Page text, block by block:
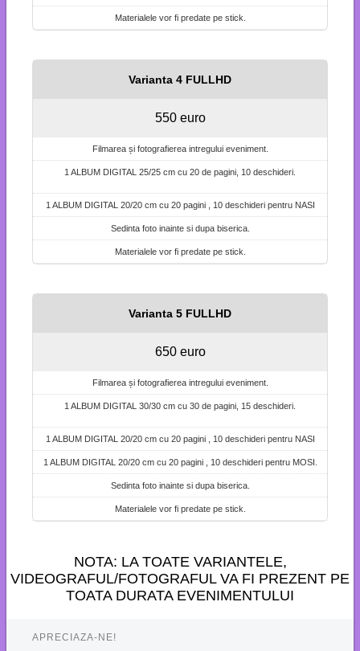
Materialele vor fi predate pe stick.
Varianta 4 FULLHD
550 euro
Filmarea și fotografierea intregului eveniment.
1 ALBUM DIGITAL 25/25 cm cu 20 de pagini, 10 deschideri.
1 ALBUM DIGITAL 20/20 cm cu 20 pagini , 10 deschideri pentru NASI
Sedinta foto inainte si dupa biserica.
Materialele vor fi predate pe stick.
Varianta 5 FULLHD
650 euro
Filmarea și fotografierea intregului eveniment.
1 ALBUM DIGITAL 30/30 cm cu 30 de pagini, 15 deschideri.
1 ALBUM DIGITAL 20/20 cm cu 20 pagini , 10 deschideri pentru NASI
1 ALBUM DIGITAL 20/20 cm cu 20 pagini , 10 deschideri pentru MOSI.
Sedinta foto inainte si dupa biserica.
Materialele vor fi predate pe stick.
NOTA: LA TOATE VARIANTELE,
VIDEOGRAFUL/FOTOGRAFUL VA FI PREZENT PE
TOATA DURATA EVENIMENTULUI
APRECIAZA-NE!